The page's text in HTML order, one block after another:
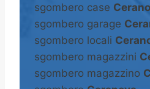
sgombero case
sgombero garage
sgombero locali
sgombero magazzini
sgombero magazzino